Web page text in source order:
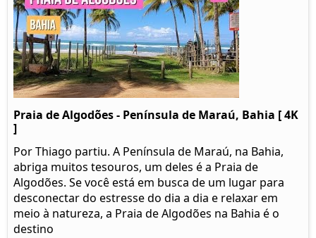
Praia de Algodões - Península de Maraú, Bahia [ 4K
]
Por Thiago partiu. A Península de Maraú, na Bahia,
abriga muitos tesouros, um deles é a Praia de
Algodões. Se você está em busca de um lugar para
desconectar do estresse do dia a dia e relaxar em
meio à natureza, a Praia de Algodões na Bahia é o
destino